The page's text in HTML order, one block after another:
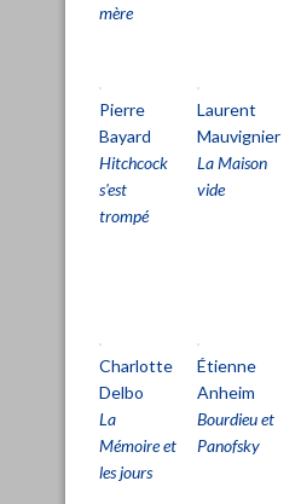
mère
Pierre
Bayard
Hitchcock
s'est
trompé
Laurent
Mauvignier
La Maison
vide
Charlotte
Delbo
La
Mémoire et
les jours
Étienne
Anheim
Bourdieu et
Panofsky